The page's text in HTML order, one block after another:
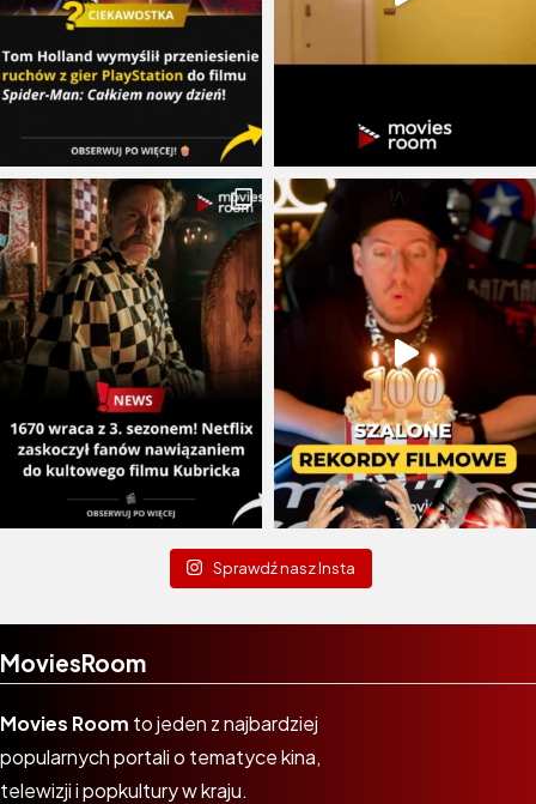
Sprawdź nasz Insta
MoviesRoom
Movies Room to jeden z najbardziej
popularnych portali o tematyce kina,
telewizji i popkultury w kraju.